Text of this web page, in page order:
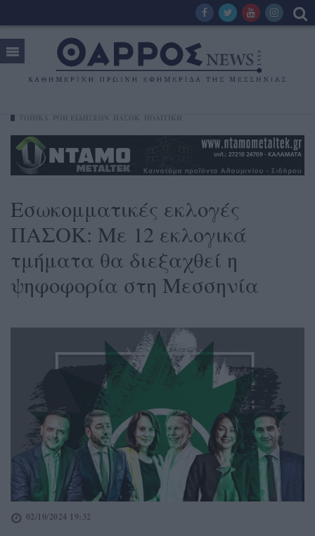
Εσωκομματικές εκλογές
ΠΑΣΟΚ: Με 12 εκλογικά
τμήματα θα διεξαχθεί η
ψηφοφορία στη Μεσσηνία
02/10/2024 19:32